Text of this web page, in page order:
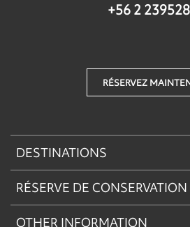
+56 2
RÉSERVEZ
DESTINATIONS
Patagonie
Machu Picchu & Sacred Valley
RÉSERVE DE CONSERVATION
Réserve de Conservation Explora
OTHER INFORMATION